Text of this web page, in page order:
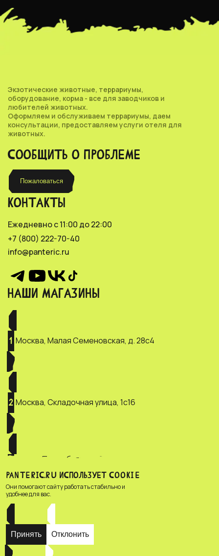
Экзотические животные, террариумы,
оборудование, корма - все для заводчиков и
любителей животных.
Оформляем и обслуживаем террариумы, даем
консультации, предоставляем услуги отеля для
животных.
СООБЩИТЬ О ПРОБЛЕМЕ
Пожаловаться
НАШИ МАГАЗИНЫ
1 Москва, Малая Семеновская, д. 28с4
2 Москва, Складочная улица, 1с16
Санкт-Петербург, ул. Зверинская, д.
2/5
КОНТАКТЫ
Ежедневно с 11:00 до 22:00
+7 (800) 222-70-40
info@panteric.ru
© Зоомагазин «PANTERIC»,
PANTERIC.RU ИСПОЛЬЗУЕТ COOKIE
Они помогают сайту работать стабильно и
удобнее для вас.
Принять Отклонить